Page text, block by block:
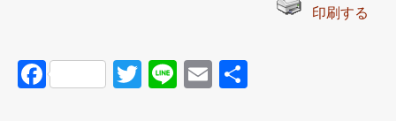
印刷する
F
T
Li
E